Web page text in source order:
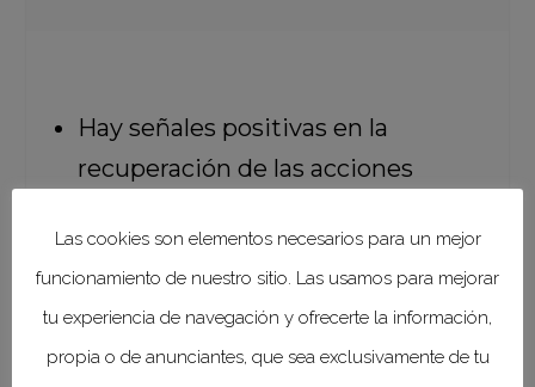
Hay señales positivas en la
recuperación de las acciones
perdido impulso durante la
pandemia. Sin embargo, aún
queda mucho camino por recorrer
para evitar que los niños mueran
Las cookies son elementos necesarios para un mejor
funcionamiento de nuestro sitio. Las usamos para mejorar
tu experiencia de navegación y ofrecerte la información,
propia o de anunciantes, que sea exclusivamente de tu